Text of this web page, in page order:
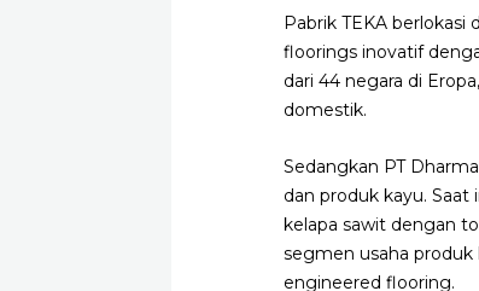
Pabrik TEKA berlokasi
floorings inovatif
dari 44 negara di
domestik.
Sedangkan PT
dan produk kayu. Saat
kelapa sawit dengan
segmen usaha produk
engineered flooring.